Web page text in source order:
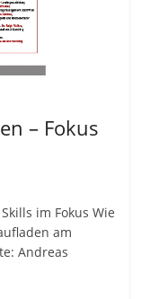
– Fokus
im Fokus Wie
am
Andreas